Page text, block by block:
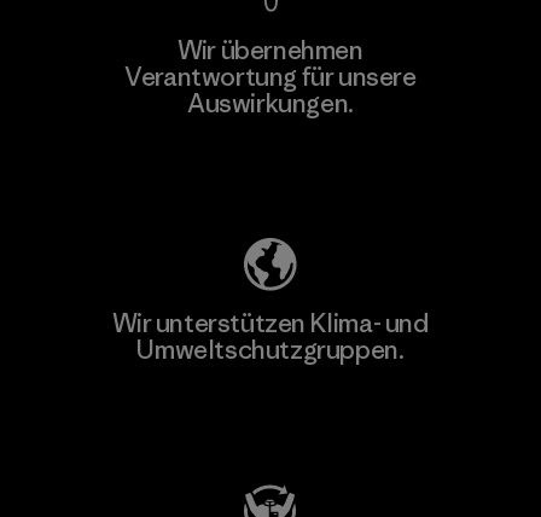
Wir übernehmen
Verantwortung für unsere
Auswirkungen.
Wir unterstützen Klima- und
Umweltschutzgruppen.